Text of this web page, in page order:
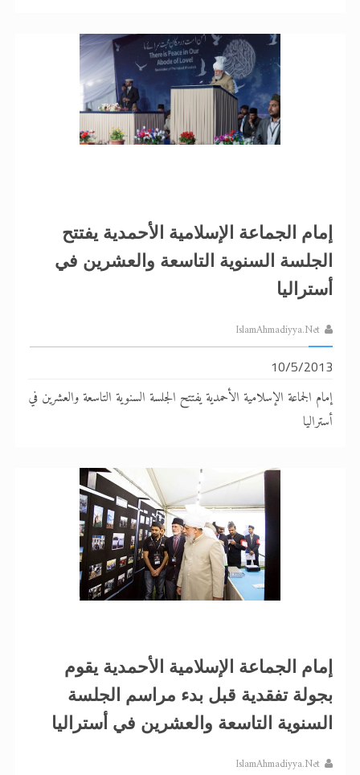
إمام الجماعة الإسلامية الأحمدية يفتتح
الجلسة السنوية التاسعة والعشرين في
أستراليا
IslamAhmadiyya.Net
10/5/2013
إمام الجماعة الإسلامية الأحمدية يفتتح الجلسة السنوية التاسعة والعشرين في
أستراليا
إمام الجماعة الإسلامية الأحمدية يقوم
بجولة تفقدية قبل بدء مراسم الجلسة
السنوية التاسعة والعشرين في أستراليا
IslamAhmadiyya.Net